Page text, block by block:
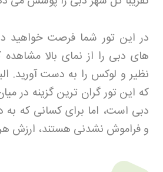
در این تور شما فرصت خواهید
های دبی را از نمای بالا
نظیر و لوکس را به دست آورید.
که این تور گران‌ ترین گزینه در
دبی است، اما برای کسانی که به
و فراموش‌ نشدنی هستند، ارزش هر